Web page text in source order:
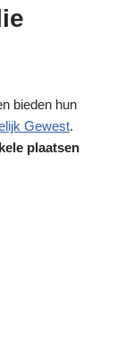
bieden hun
Gewest.
plaatsen